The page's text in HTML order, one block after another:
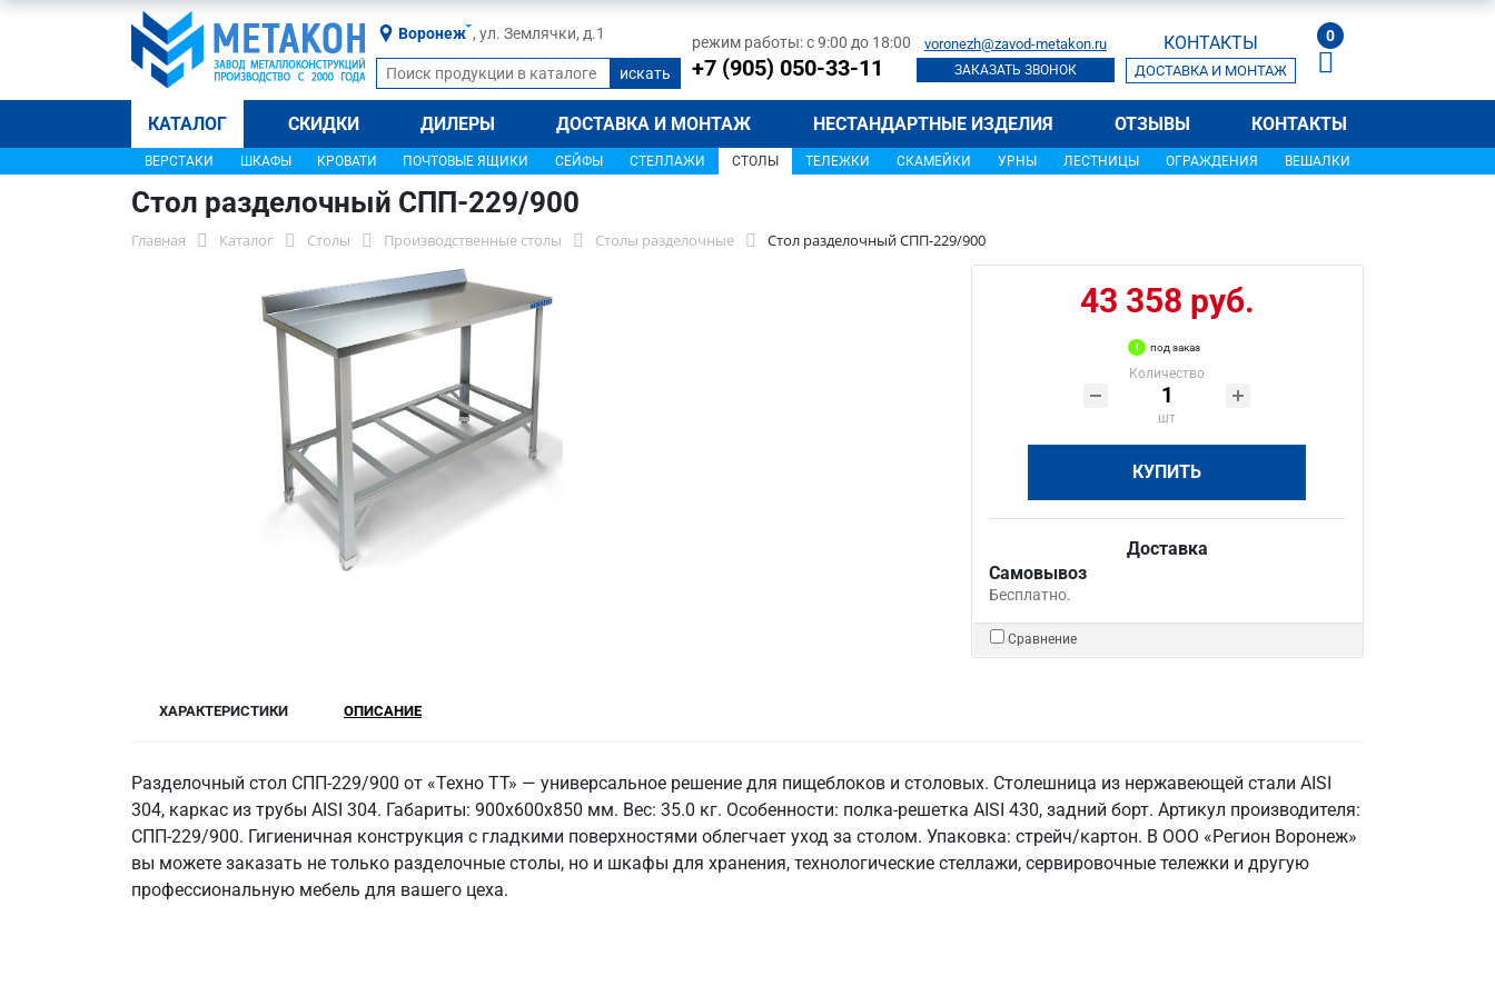
Воронеж , ул. Землячки, д.1 режим работы: с 9:00 до 18:00
+7 (905) 050-33-11
voronezh@zavod-metakon.ru
ЗАКАЗАТЬ ЗВОНОК
КОНТАКТЫ
ДОСТАВКА И МОНТАЖ
0
КАТАЛОГ СКИДКИ ДИЛЕРЫ ДОСТАВКА И МОНТАЖ НЕСТАНДАРТНЫЕ ИЗДЕЛИЯ ОТЗЫВЫ КОНТАКТЫ
ВЕРСТАКИ ШКАФЫ КРОВАТИ ПОЧТОВЫЕ ЯЩИКИ СЕЙФЫ СТЕЛЛАЖИ СТОЛЫ ТЕЛЕЖКИ СКАМЕЙКИ УРНЫ ЛЕСТНИЦЫ ОГРАЖДЕНИЯ ВЕШАЛКИ
Стол разделочный СПП-229/900
Главная Каталог Столы Производственные столы Столы разделочные Стол разделочный СПП-229/900
43 358 руб.
под заказ
Количество
шт
КУПИТЬ
Доставка
Самовывоз
Бесплатно.
Сравнение
ХАРАКТЕРИСТИКИ ОПИСАНИЕ
Разделочный стол СПП-229/900 от «Техно ТТ» — универсальное решение для пищеблоков и столовых. Столешница из нержавеющей стали AISI
304, каркас из трубы AISI 304. Габариты: 900x600x850 мм. Вес: 35.0 кг. Особенности: полка-решетка AISI 430, задний борт. Артикул производителя:
СПП-229/900. Гигиеничная конструкция с гладкими поверхностями облегчает уход за столом. Упаковка: стрейч/картон. В ООО «Регион Воронеж»
вы можете заказать не только разделочные столы, но и шкафы для хранения, технологические стеллажи, сервировочные тележки и другую
профессиональную мебель для вашего цеха.